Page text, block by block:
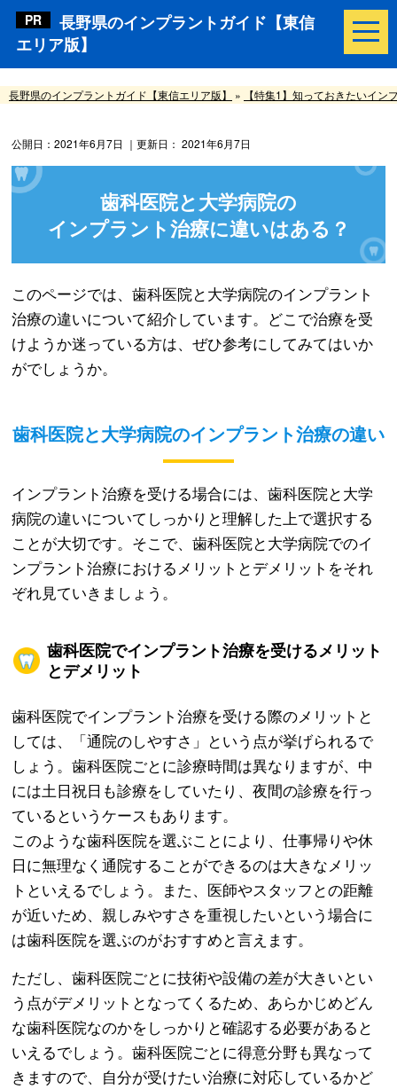
長野県のインプラントガイド【東信
エリア版】
長野県のインプラントガイド【東信エリア版】 » 【特集1】知っておきたいイン
公開日：2021年6月7日 ｜更新日：2021年6月7日
歯科医院と大学病院の
インプラント治療に違いはある？
このページでは、歯科医院と大学病院のインプラント
治療の違いについて紹介しています。どこで治療を受
けようか迷っている方は、ぜひ参考にしてみてはいか
がでしょうか。
歯科医院と大学病院のインプラント治療の違い
インプラント治療を受ける場合には、歯科医院と大学
病院の違いについてしっかりと理解した上で選択する
ことが大切です。そこで、歯科医院と大学病院でのイ
ンプラント治療におけるメリットとデメリットをそれ
ぞれ見ていきましょう。
歯科医院でインプラント治療を受けるメリット
とデメリット
歯科医院でインプラント治療を受ける際のメリットと
しては、「通院のしやすさ」という点が挙げられるで
しょう。歯科医院ごとに診療時間は異なりますが、中
には土日祝日も診療をしていたり、夜間の診療を行っ
ているというケースもあります。
このような歯科医院を選ぶことにより、仕事帰りや休
日に無理なく通院することができるのは大きなメリッ
トといえるでしょう。また、医師やスタッフとの距離
が近いため、親しみやすさを重視したいという場合に
は歯科医院を選ぶのがおすすめと言えます。
ただし、歯科医院ごとに技術や設備の差が大きいとい
う点がデメリットとなってくるため、あらかじめどん
な歯科医院なのかをしっかりと確認する必要があると
いえるでしょう。歯科医院ごとに得意分野も異なって
きますので、自分が受けたい治療に対応しているかど